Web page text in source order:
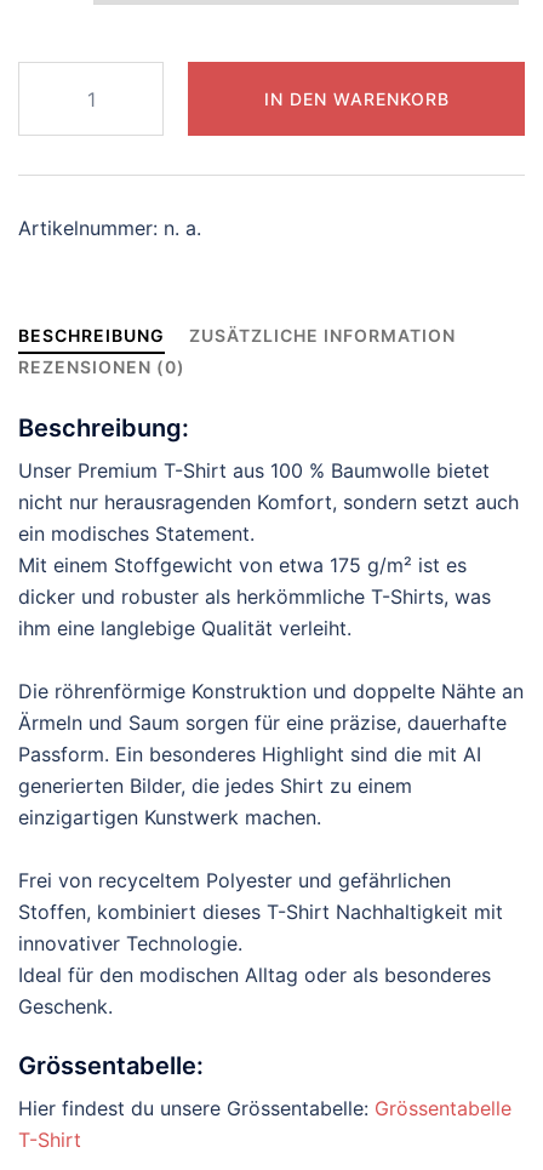
zebra
Menge
IN DEN WARENKORB
Artikelnummer: n. a.
BESCHREIBUNG
ZUSÄTZLICHE INFORMATION
REZENSIONEN (0)
Beschreibung:
Unser Premium T-Shirt aus 100 % Baumwolle bietet
nicht nur herausragenden Komfort, sondern setzt auch
ein modisches Statement.
Mit einem Stoffgewicht von etwa 175 g/m² ist es
dicker und robuster als herkömmliche T-Shirts, was
ihm eine langlebige Qualität verleiht.
Die röhrenförmige Konstruktion und doppelte Nähte an
Ärmeln und Saum sorgen für eine präzise, dauerhafte
Passform. Ein besonderes Highlight sind die mit AI
generierten Bilder, die jedes Shirt zu einem
einzigartigen Kunstwerk machen.
Frei von recyceltem Polyester und gefährlichen
Stoffen, kombiniert dieses T-Shirt Nachhaltigkeit mit
innovativer Technologie.
Ideal für den modischen Alltag oder als besonderes
Geschenk.
Grössentabelle:
Hier findest du unsere Grössentabelle: Grössentabelle
T-Shirt